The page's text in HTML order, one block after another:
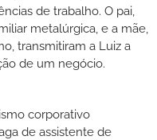
de trabalho. O pai,
metalúrgica, e a mãe,
transmitiram a Luiz a
de um negócio.
corporativo
de assistente de